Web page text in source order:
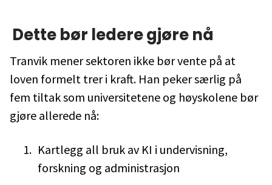
Dette bør ledere gjøre nå
Tranvik mener sektoren ikke bør vente på at
loven formelt trer i kraft. Han peker særlig på
fem tiltak som universitetene og høyskolene bør
gjøre allerede nå:
Kartlegg all bruk av KI i undervisning,
forskning og administrasjon